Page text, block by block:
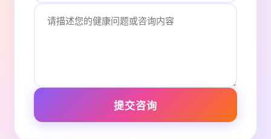
提交咨询